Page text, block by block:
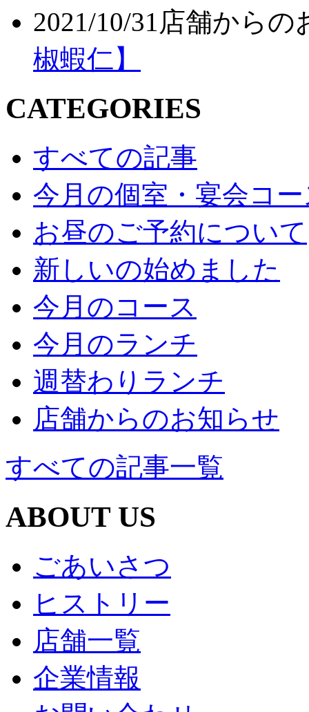
2021/10/31 店舗からの
椒蝦仁】
CATEGORIES
すべての記事
今月の個室・宴会コ
お昼のご予約について
新しいの始めました
今月のコース
今月のランチ
週替わりランチ
店舗からのお知らせ
すべての記事一覧
ABOUT US
ごあいさつ
ヒストリー
店舗一覧
企業情報